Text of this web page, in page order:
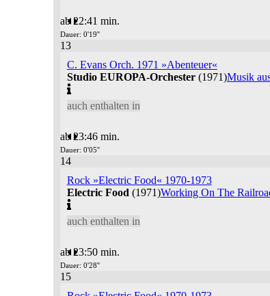
ab 22:41 min.
Dauer: 0'19''
13
C. Evans Orch. 1971 »Abenteuer«
Studio EUROPA-Orchester(1971)Musik
auch enthalten in
ab 23:46 min.
Dauer: 0'05''
14
Rock »Electric Food« 1970-1973
Electric Food (1971)Working On The
auch enthalten in
ab 23:50 min.
Dauer: 0'28''
15